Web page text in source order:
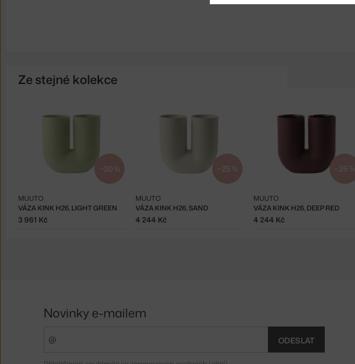
Ze stejné kolekce
−30 %
VÁZA KINK H26, LIGHT GREEN
MUUTO
3 961 Kč
−25 %
VÁZA KINK H26, SAND
MUUTO
4 244 Kč
−25 %
VÁZA KINK H26, DEEP RED
MUUTO
4 244 Kč
Novinky e-mailem
ODESLAT